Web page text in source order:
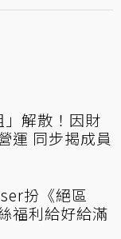
」解散！因財
運 同步揭成員
扮《絕區
福利給好給滿